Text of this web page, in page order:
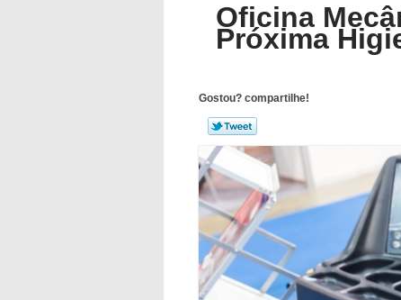
Oficina
Próxima
Gostou? compartilhe!